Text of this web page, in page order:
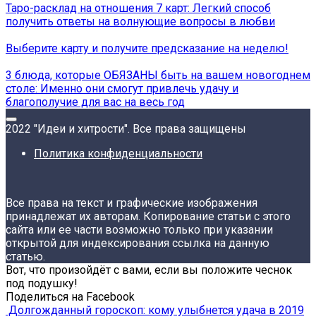
Таро-расклад на отношения 7 карт: Легкий способ
получить ответы на волнующие вопросы в любви
Выберите карту и получите предсказание на неделю!
3 блюда, которые ОБЯЗАНЫ быть на вашем новогоднем
столе: Именно они смогут привлечь удачу и
благополучие для вас на весь год
2022 "Идеи и хитрости". Все права защищены
Политика конфиденциальности
Все права на текст и графические изображения
принадлежат их авторам. Копирование статьи с этого
сайта или ее части возможно только при указании
открытой для индексирования ссылка на данную
статью.
Вот, что произойдёт с вами, если вы положите чеснок
под подушку!
Поделиться на Facebook
Долгожданный гороскоп: кому улыбнется удача в 2019